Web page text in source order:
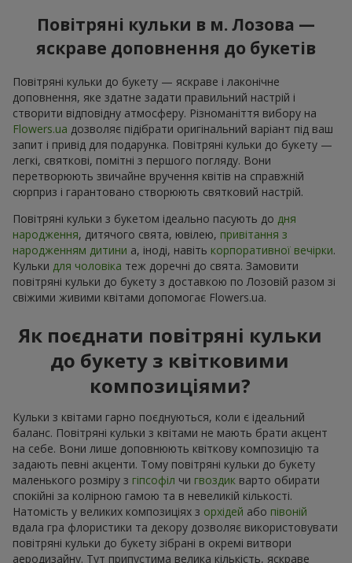
Повітряні кульки в м. Лозова —
яскраве доповнення до букетів
Повітряні кульки до букету — яскраве і лаконічне
доповнення, яке здатне задати правильний настрій і
створити відповідну атмосферу. Різноманіття вибору на
Flowers.ua дозволяє підібрати оригінальний варіант під ваш
запит і привід для подарунка. Повітряні кульки до букету —
легкі, святкові, помітні з першого погляду. Вони
перетворюють звичайне вручення квітів на справжній
сюрприз і гарантовано створюють святковий настрій.
Повітряні кульки з букетом ідеально пасують до дня
народження, дитячого свята, ювілею, привітання з
народженням дитини а, іноді, навіть корпоративної вечірки.
Кульки для чоловіка теж доречні до свята. Замовити
повітряні кульки до букету з доставкою по Лозовій разом зі
свіжими живими квітами допомогає Flowers.ua.
Як поєднати повітряні кульки
до букету з квітковими
композиціями?
Кульки з квітами гарно поєднуються, коли є ідеальний
баланс. Повітряні кульки з квітами не мають брати акцент
на себе. Вони лише доповнюють квіткову композицію та
задають певні акценти. Тому повітряні кульки до букету
маленького розміру з гіпсофіл чи гвоздик варто обирати
спокійні за колірною гамою та в невеликій кількості.
Натомість у великих композиціях з орхідей або півоній
вдала гра флористики та декору дозволяє використовувати
повітряні кульки до букету зібрані в окремі витвори
аеродизайну. Тут припустима велика кількість, яскраве